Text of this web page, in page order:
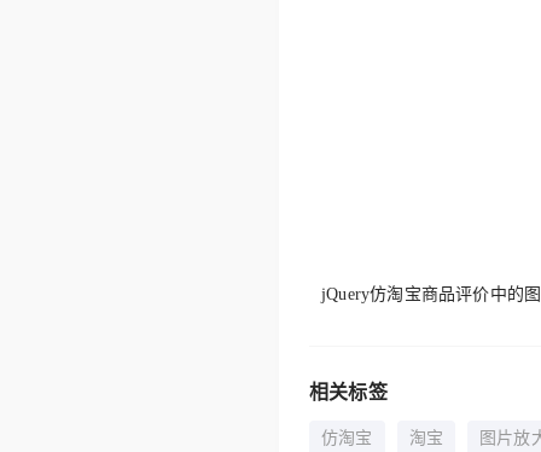
jQuery仿淘宝商品评价中的
相关标签
仿淘宝 淘宝 图片放